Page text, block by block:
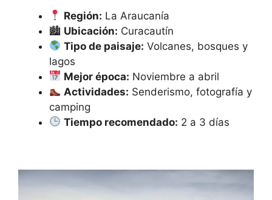
Región: La Araucanía
🏙 Ubicación: Curacautín
Tipo de paisaje: Volcanes, bosques y
lagos
Mejor época: Noviembre a abril
Actividades: Senderismo, fotografía y
camping
Tiempo recomendado: 2 a 3 días